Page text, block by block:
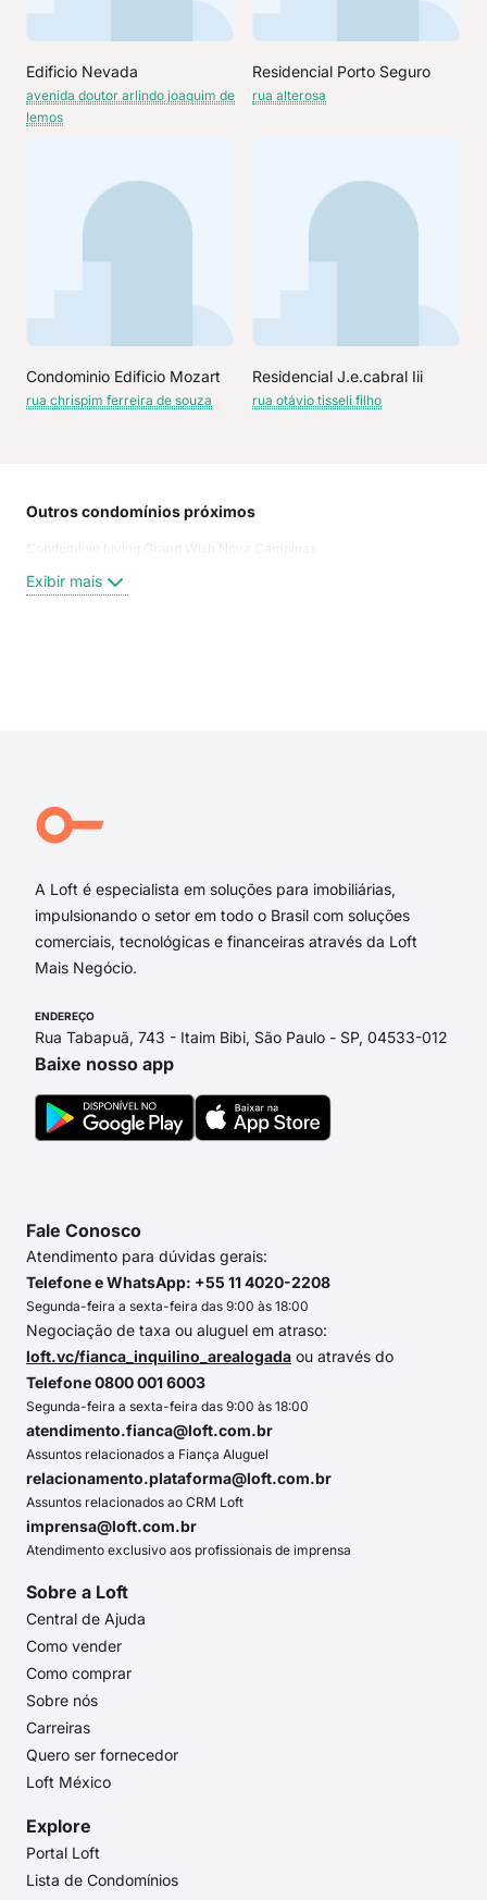
Edificio Nevada
avenida doutor arlindo joaquim de
lemos
Residencial Porto Seguro
rua alterosa
Condominio Edificio Mozart
rua chrispim ferreira de souza
Residencial J.e.cabral Iii
rua otávio tisseli filho
Outros condomínios próximos
Condominio Living Grand Wish Nova Campinas
Exibir mais
A Loft é especialista em soluções para imobiliárias,
impulsionando o setor em todo o Brasil com soluções
comerciais, tecnológicas e financeiras através da Loft
Mais Negócio.
ENDEREÇO
Rua Tabapuã, 743 - Itaim Bibi, São Paulo - SP, 04533-012
Baixe nosso app
Fale Conosco
Atendimento para dúvidas gerais:
Telefone e WhatsApp: +55 11 4020-2208
Segunda-feira a sexta-feira das 9:00 às 18:00
Negociação de taxa ou aluguel em atraso:
loft.vc/fianca_inquilino_arealogada ou através do
Telefone 0800 001 6003
Segunda-feira a sexta-feira das 9:00 às 18:00
atendimento.fianca@loft.com.br
Assuntos relacionados a Fiança Aluguel
relacionamento.plataforma@loft.com.br
Assuntos relacionados ao CRM Loft
imprensa@loft.com.br
Atendimento exclusivo aos profissionais de imprensa
Sobre a Loft
Central de Ajuda
Como vender
Como comprar
Sobre nós
Carreiras
Quero ser fornecedor
Loft México
Explore
Portal Loft
Lista de Condomínios